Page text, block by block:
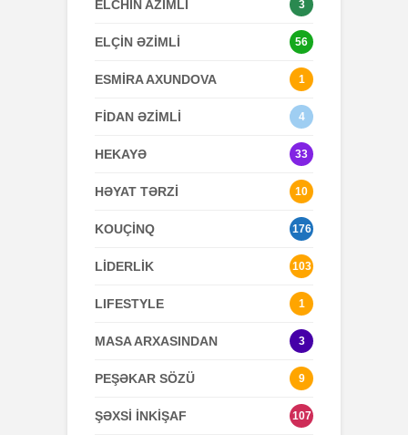
ELCHIN AZIMLI 3
ELÇİN ƏZİMLİ 56
ESMİRA AXUNDOVA 1
FİDAN ƏZİMLİ 4
HEKAYƏ 33
HƏYAT TƏRZİ 10
KOUÇİNQ 176
LİDERLİK 103
LIFESTYLE 1
MASA ARXASINDAN 3
PEŞƏKAR SÖZÜ 9
ŞƏXSİ İNKİŞAF 107